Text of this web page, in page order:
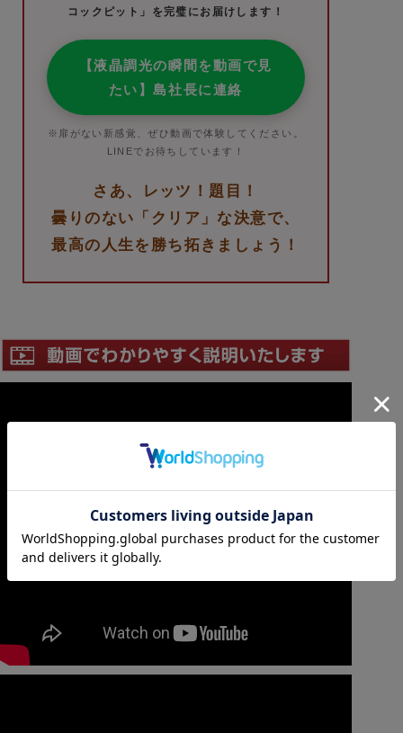
コックピット」を完璧にお届けします！
【液晶調光の瞬間を動画で見
たい】島社長に連絡
※扉がない新感覚、ぜひ動画で体験してください。
LINEでお待ちしています！
さあ、レッツ！題目！
曇りのない「クリア」な決意で、
最高の人生を勝ち拓きましょう！